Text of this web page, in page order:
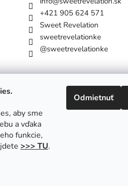
aby sme
a vďaka
funkcie,
>>> TU.
Odmietnuť
+421 905 624 571
Sweet Revelation
sweetrevelationke
@sweetrevelationke